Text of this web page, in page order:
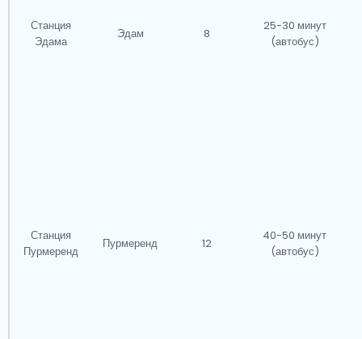
Станция
Эдама
Эдам 8
25-30 минут
(автобус)
Станция
Пурмеренд
Пурмеренд 12
40-50 минут
(автобус)